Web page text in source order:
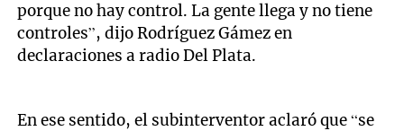
porque no hay control. La gente llega y no tiene
controles”, dijo Rodríguez Gámez en
declaraciones a radio Del Plata.
En ese sentido, el subinterventor aclaró que “se